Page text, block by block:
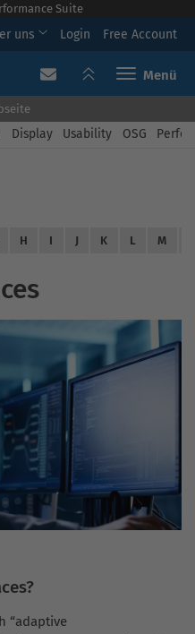
Suite
uns Login Free Account
Toggle
Display Usability OSG
H I J K L M
“adaptive